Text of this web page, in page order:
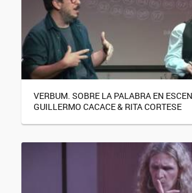
VERBUM. SOBRE LA PALABRA EN
GUILLERMO CACACE & RITA CORTESE